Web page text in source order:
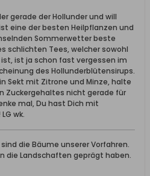
gerade der Hollunder und will
eine der besten Heilpflanzen und
Sommerwetter beste
schlichten Tees, welcher sowohl
ist ja schon fast vergessen im
des Hollunderblütensirups.
Sekt mit Zitrone und Minze, halte
Zuckergehaltes nicht gerade für
mal, Du hast Dich mit
wk.
sind die Bäume unserer Vorfahren.
die Landschaften geprägt haben.